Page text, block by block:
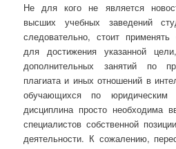
Не для кого не является
высших учебных заведений
следовательно, стоит
для достижения указанной
дополнительных занятий по
плагиата и иных отношений в
обучающихся по юридическим
дисциплина просто необходима
специалистов собственной
деятельности. К сожалению,